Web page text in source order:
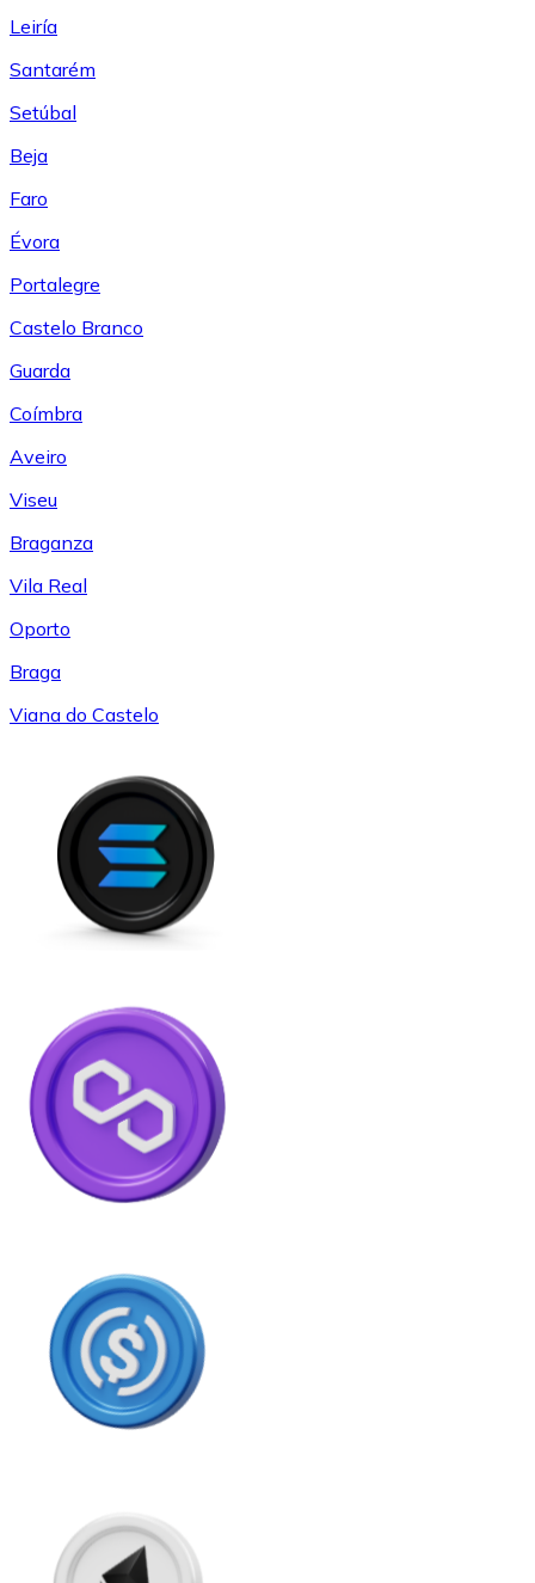
Leiría
Santarém
Setúbal
Beja
Faro
Évora
Portalegre
Castelo Branco
Guarda
Coímbra
Aveiro
Viseu
Braganza
Vila Real
Oporto
Braga
Viana do Castelo